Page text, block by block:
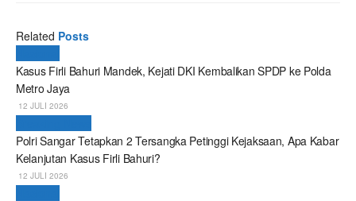
Related Posts
Kasus Firli Bahuri Mandek, Kejati DKI Kembalikan SPDP ke Polda
Metro Jaya
12 JULI 2026
Polri Sangar Tetapkan 2 Tersangka Petinggi Kejaksaan, Apa Kabar
Kelanjutan Kasus Firli Bahuri?
12 JULI 2026